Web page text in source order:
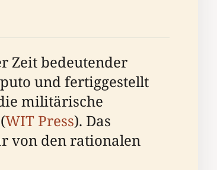
Zeit bedeutender
und fertiggestellt
militärische
WIT Press). Das
von den rationalen